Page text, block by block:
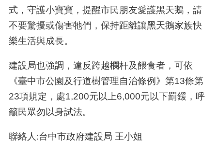
式，守護小寶寶，提醒市民朋友愛護黑天鵝，請
不要驚擾或傷害牠們，保持距離讓黑天鵝家族快
樂生活與成長。
建設局也強調，違反跨越欄杆及餵食者，可依
《臺中市公園及行道樹管理自治條例》第13條第
23項規定，處1,200元以上6,000元以下罰鍰，呼
籲民眾勿以身試法。
聯絡人:台中市政府建設局 王小姐